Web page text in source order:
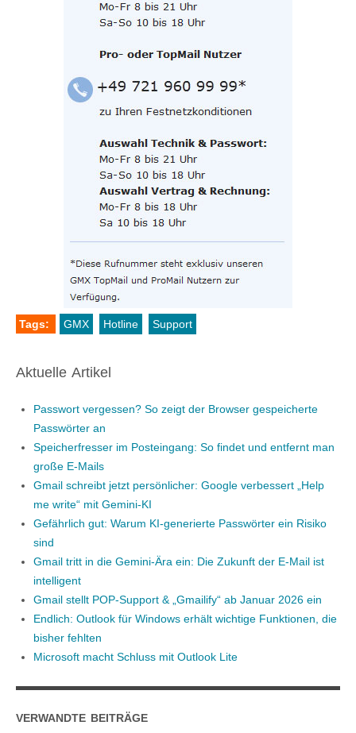
Tags: GMX Hotline Support
Aktuelle Artikel
Passwort vergessen? So zeigt der Browser gespeicherte
Passwörter an
Speicherfresser im Posteingang: So findet und entfernt man
große E-Mails
Gmail schreibt jetzt persönlicher: Google verbessert „Help
me write“ mit Gemini-KI
Gefährlich gut: Warum KI-generierte Passwörter ein Risiko
sind
Gmail tritt in die Gemini-Ära ein: Die Zukunft der E-Mail ist
intelligent
Gmail stellt POP-Support & „Gmailify“ ab Januar 2026 ein
Endlich: Outlook für Windows erhält wichtige Funktionen, die
bisher fehlten
Microsoft macht Schluss mit Outlook Lite
VERWANDTE BEITRÄGE